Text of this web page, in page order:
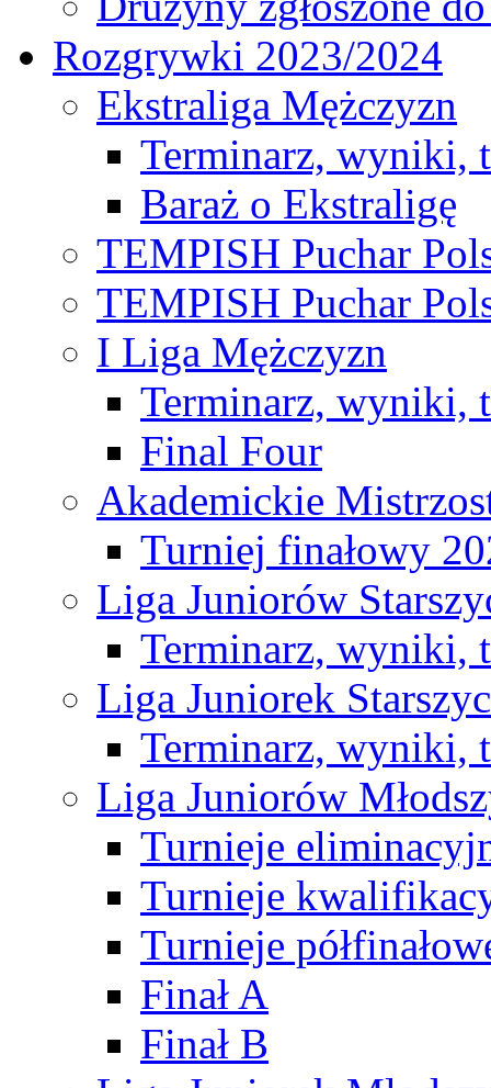
Rozgrywki 2023/2024
Ekstraliga Mężczyzn
Terminarz, wyniki,
Baraż o Ekstraligę
TEMPISH Puchar
TEMPISH Puchar
I Liga Mężczyzn
Terminarz, wyniki,
Final Four
Akademickie
Turniej finałowy
Liga Juniorów
Terminarz, wyniki,
Liga Juniorek
Terminarz, wyniki,
Liga Juniorów
Turnieje
Turnieje
Turnieje
Finał A
Finał B